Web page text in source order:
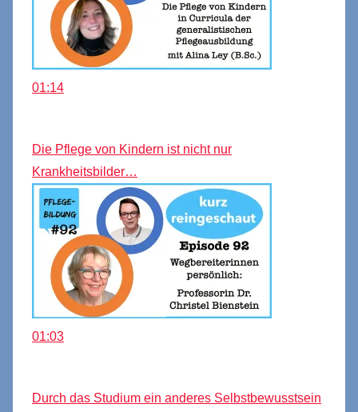
01:14
Die Pflege von Kindern ist nicht nur
Krankheitsbilder…
01:03
Durch das Studium ein anderes Selbstbewusstsein